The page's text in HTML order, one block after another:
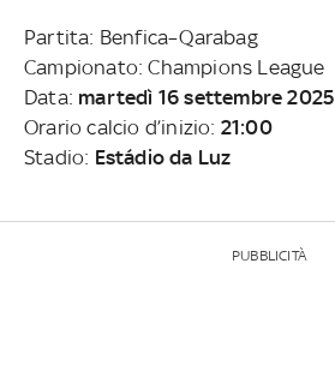
Partita: Benfica–Qarabag
Campionato: Champions League
Data: martedì 16 settembre 2025
Orario calcio d’inizio: 21:00
Stadio: Estádio da Luz
PUBBLICITÀ